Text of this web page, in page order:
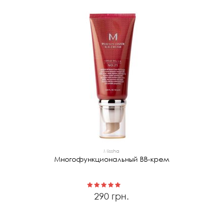
Missha
Многофункциональный ВВ-крем
290 грн.